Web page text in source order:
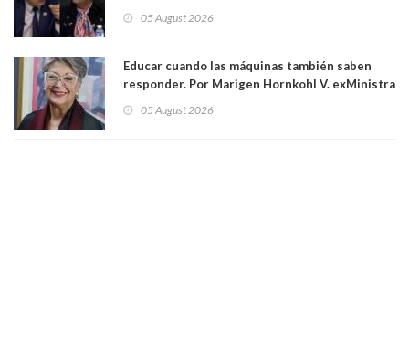
excarabinero que dejó ciego a Gustavo Gatica:
05 August 2026
Educar cuando las máquinas también saben
responder. Por Marigen Hornkohl V. exMinistra
05 August 2026